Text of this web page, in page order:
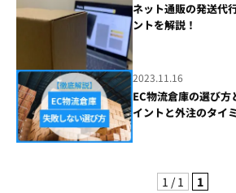
ネット通販の発送代
ントを解説！
2023.11.16
EC物流倉庫の選び
イントと外注のタイ
1 / 1 1